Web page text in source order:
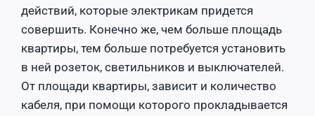
действий, которые электрикам придется
совершить. Конечно же, чем больше площадь
квартиры, тем больше потребуется установить
в ней розеток, светильников и выключателей.
От площади квартиры, зависит и количество
кабеля, при помощи которого прокладывается